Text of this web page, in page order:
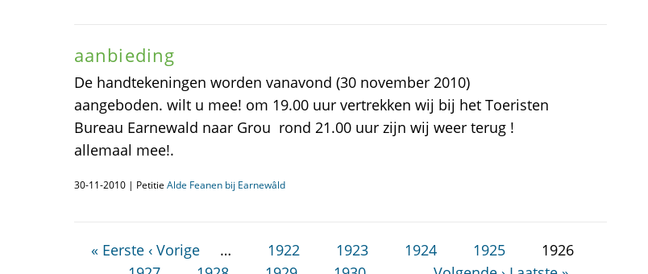
aanbieding
De handtekeningen worden vanavond (30 november 2010)
aangeboden. wilt u mee! om 19.00 uur vertrekken wij bij het Toeristen
Bureau Earnewald naar Grou rond 21.00 uur zijn wij weer terug !
allemaal mee!.
30-11-2010 | Petitie Alde Feanen bij Earnewâld
« Eerste ‹ Vorige … 1922 1923 1924 1925
1926